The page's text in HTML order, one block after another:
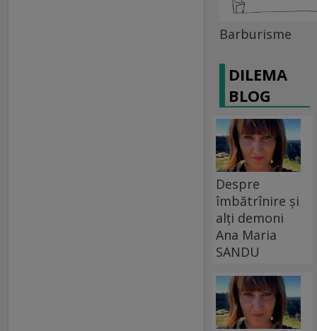
Barburisme
DILEMA
BLOG
Despre
îmbătrînire și
alți demoni
Ana Maria
SANDU